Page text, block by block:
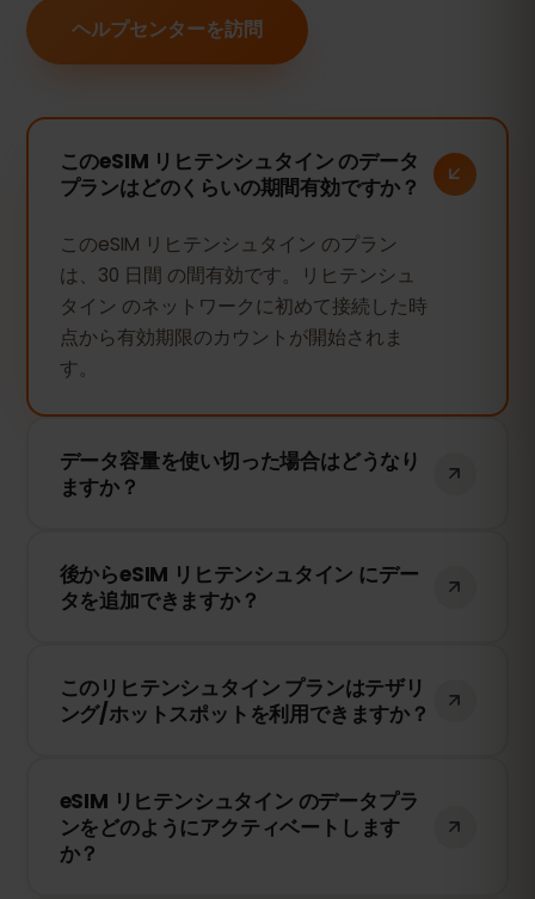
ヘルプセンターを訪問
このeSIM リヒテンシュタイン のデータ
プランはどのくらいの期間有効ですか？
このeSIM リヒテンシュタイン のプラン
は、30 日間 の間有効です。リヒテンシュ
タイン のネットワークに初めて接続した時
点から有効期限のカウントが開始されま
す。
データ容量を使い切った場合はどうなり
ますか？
接続は停止します。eSIMFOXのダッシュボ
ードから簡単にデータを追加購入して、引
後からeSIM リヒテンシュタイン にデー
タを追加できますか？
く、いつでもデータを追加できます。アカ
ウントにログインして、必要なデータ量を
このリヒテンシュタイン プランはテザリ
ング/ホットスポットを利用できますか？
して、他のデバイスとインターネット接続
を共有できます。ただし、速度や接続状況
は現地のネットワークプロバイダーに依存
eSIM リヒテンシュタイン のデータプラ
ンをどのようにアクティベートします
か？